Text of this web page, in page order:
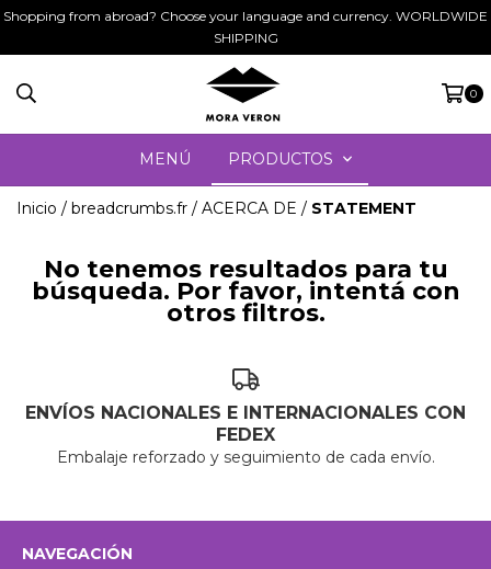
Shopping from abroad? Choose your language and currency. WORLDWIDE
SHIPPING
0
MENÚ PRODUCTOS
Inicio / breadcrumbs.fr / ACERCA DE / STATEMENT
No tenemos resultados para tu
búsqueda. Por favor, intentá con
otros filtros.
ENVÍOS NACIONALES E INTERNACIONALES CON
FEDEX
Embalaje reforzado y seguimiento de cada envío.
NAVEGACIÓN